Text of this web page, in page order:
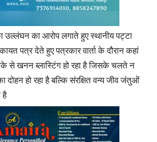
उल्लंघन का आरोप लगाते हुए स्थानीय पट्टा
पत्र देते हुए पत्रकार वार्ता के दौरान कहां
से खनन ब्लास्टिंग हो रहा है जिसके चलते न
दोहन हो रहा है बल्कि संरक्षित वन्य जीव जंतुओं
है